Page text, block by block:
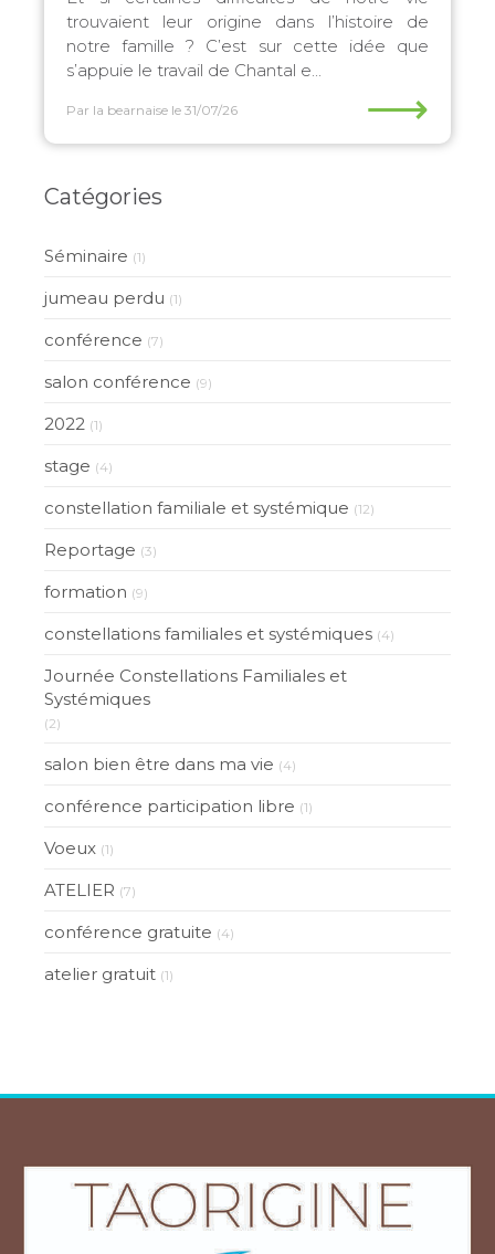
trouvaient leur origine dans l’histoire de
notre famille ? C’est sur cette idée que
s’appuie le travail de Chantal e...
Par la bearnaise le 31/07/26 ⟶
Catégories
Séminaire (1)
jumeau perdu (1)
conférence (7)
salon conférence (9)
2022 (1)
stage (4)
constellation familiale et systémique (12)
Reportage (3)
formation (9)
constellations familiales et systémiques (4)
Journée Constellations Familiales et
Systémiques
(2)
salon bien être dans ma vie (4)
conférence participation libre (1)
Voeux (1)
ATELIER (7)
conférence gratuite (4)
atelier gratuit (1)